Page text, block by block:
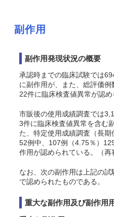
副作用
副作用発現状況の概要
承認時までの臨床試験では
に副作用が、また、総評価
22件に臨床検査値異常が認め
市販後の使用成績調査では
3件に臨床検査値異常を含む
た、特定使用成績調査（長
52例中、107例（4.75％）
作用が認められている。（再
なお、次の副作用は上記の
で認められたものである。
重大な副作用及び副作用